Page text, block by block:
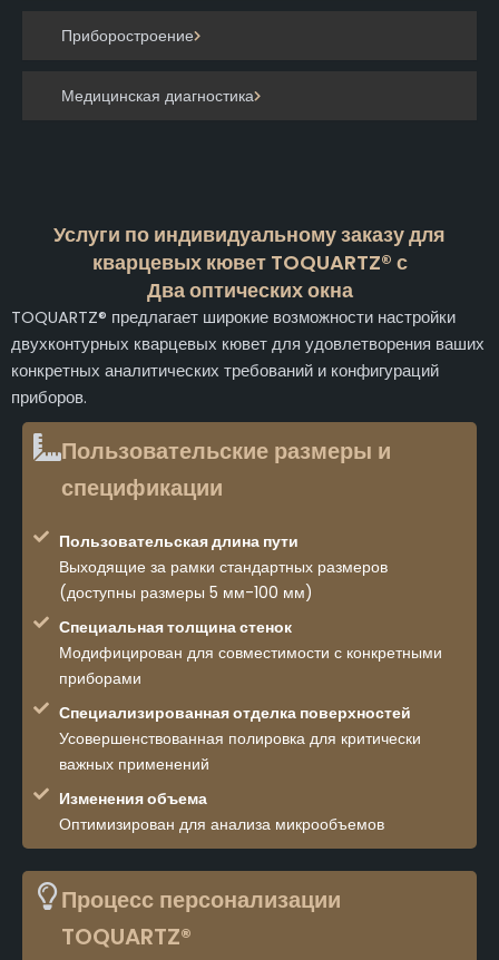
Приборостроение
Медицинская диагностика
Услуги по индивидуальному заказу для
кварцевых кювет TOQUARTZ® с
Два оптических окна
TOQUARTZ® предлагает широкие возможности настройки
двухконтурных кварцевых кювет для удовлетворения ваших
конкретных аналитических требований и конфигураций
приборов.
Пользовательские размеры и
спецификации
Пользовательская длина пути
Выходящие за рамки стандартных размеров
(доступны размеры 5 мм-100 мм)
Специальная толщина стенок
Модифицирован для совместимости с конкретными
приборами
Специализированная отделка поверхностей
Усовершенствованная полировка для критически
важных применений
Изменения объема
Оптимизирован для анализа микрообъемов
Процесс персонализации
TOQUARTZ®